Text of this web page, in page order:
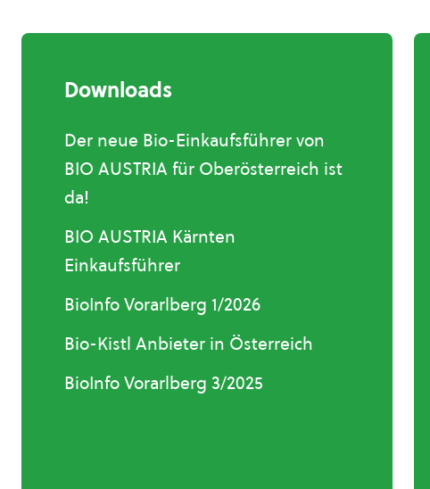
Downloads
Der neue Bio-Einkaufsführer von
BIO AUSTRIA für Oberösterreich ist
da!
BIO AUSTRIA Kärnten
Einkaufsführer
BioInfo Vorarlberg 1/2026
Bio-Kistl Anbieter in Österreich
BioInfo Vorarlberg 3/2025